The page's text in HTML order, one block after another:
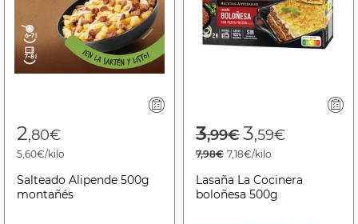
2,80€
5,60€/kilo
Salteado Alipende 500g
montañés
Price reduced
3,99€to
3,59€
7,98€ 7,18€/kilo
Lasaña La Cocinera
boloñesa 500g